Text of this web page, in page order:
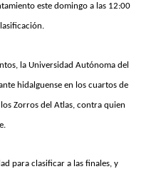
este domingo a las 12:00
la Universidad Autónoma del
hidalguense en los cuartos de
Zorros del Atlas, contra quien
para clasificar a las finales, y